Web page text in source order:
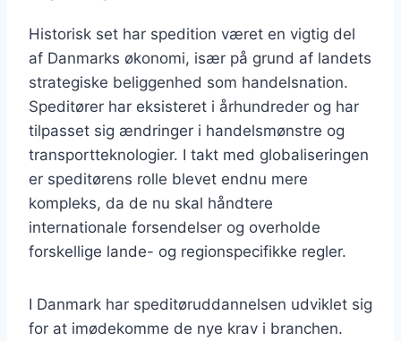
Historisk set har spedition været en vigtig del
af Danmarks økonomi, især på grund af landets
strategiske beliggenhed som handelsnation.
Speditører har eksisteret i århundreder og har
tilpasset sig ændringer i handelsmønstre og
transportteknologier. I takt med globaliseringen
er speditørens rolle blevet endnu mere
kompleks, da de nu skal håndtere
internationale forsendelser og overholde
forskellige lande- og regionspecifikke regler.
I Danmark har speditøruddannelsen udviklet sig
for at imødekomme de nye krav i branchen.